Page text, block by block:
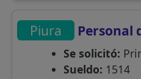
Piura Personal
Se solicitó:
Sueldo: 1514